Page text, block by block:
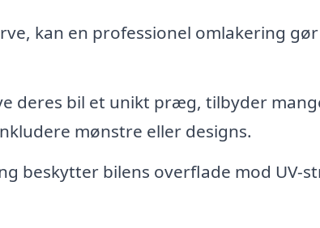
kan en professionel omlakering
deres bil et unikt præg, tilbyder
mønstre eller designs.
beskytter bilens overflade mod UV-